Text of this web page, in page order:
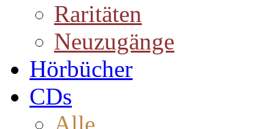
Raritäten
Neuzugänge
Hörbücher
CDs